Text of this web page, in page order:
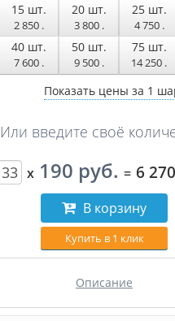
15шт.
2 850 .
20шт.
3 800 .
25шт.
4 750 .
40шт.
7 600 .
50шт.
9 500 .
75шт.
14 250 .
Показать цены за 1
Или введите своё
x 190 руб. = 6
В корзину
Купить в 1 клик
Описание